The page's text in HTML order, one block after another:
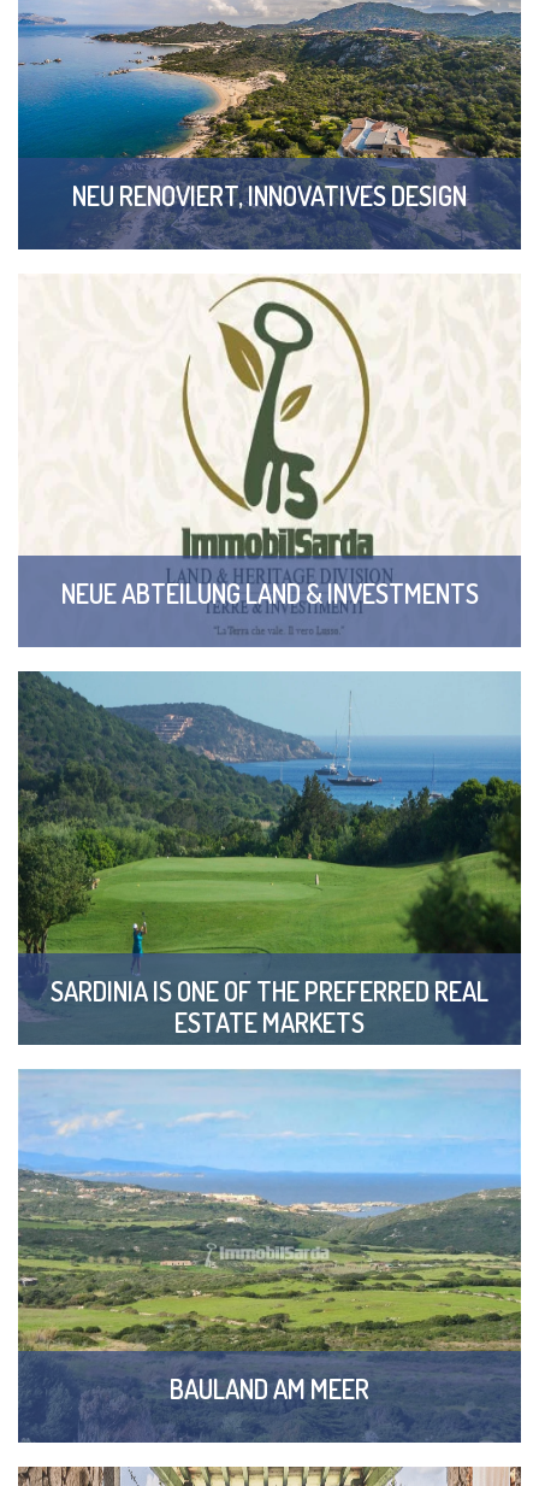
NEU RENOVIERT, INNOVATIVES DESIGN
NEUE ABTEILUNG LAND & INVESTMENTS
SARDINIA IS ONE OF THE PREFERRED REAL
ESTATE MARKETS
BAULAND AM MEER